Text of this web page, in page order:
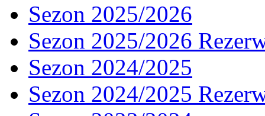
Sezon 2025/2026
Sezon 2025/2026
Sezon 2024/2025
Sezon 2024/2025